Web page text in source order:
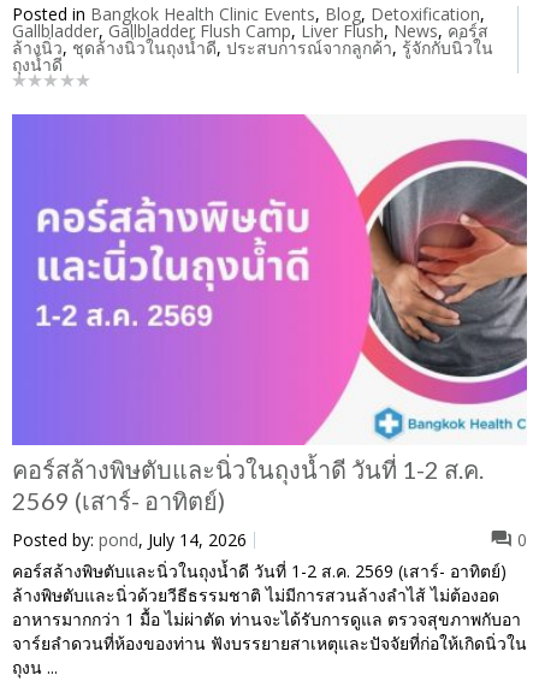
Posted in Bangkok Health Clinic Events, Blog, Detoxification,
Gallbladder, Gallbladder Flush Camp, Liver Flush, News, คอร์ส
ล้างนิ่ว, ชุดล้างนิ่วในถุงน้ำดี, ประสบการณ์จากลูกค้า, รู้จักกับนิ่วใน
ถุงน้ำดี
คอร์สล้างพิษตับและนิ่วในถุงน้ำดี วันที่ 1-2 ส.ค.
2569 (เสาร์- อาทิตย์)
Posted by: pond, July 14, 2026
0
คอร์สล้างพิษตับและนิ่วในถุงน้ำดี วันที่ 1-2 ส.ค. 2569 (เสาร์- อาทิตย์)
ล้างพิษตับและนิ่วด้วยวีธีธรรมชาติ ไม่มีการสวนล้างลำไส้ ไม่ต้องอด
อาหารมากกว่า 1 มื้อ ไม่ผ่าตัด ท่านจะได้รับการดูแล ตรวจสุขภาพกับอา
จาร์ยลำดวนที่ห้องของท่าน ฟังบรรยายสาเหตุและปัจจัยที่ก่อให้เกิดนิ่วใน
ถุงน ...